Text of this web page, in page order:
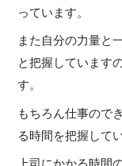
っています。
また自分の力量と
と把握しています
す。
もちろん仕事ので
る時間を把握して